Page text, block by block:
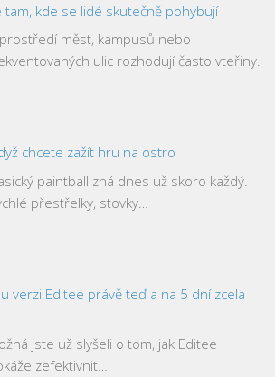
kde se lidé skutečně pohybují
měst, kampusů nebo
ulic rozhodují často vteřiny.
chcete zažít hru na ostro
paintball zná dnes už skoro každý.
přestřelky, stovky…
verzi Editee právě teď a na 5 dní zcela
jste už slyšeli o tom, jak Editee
zefektivnit…